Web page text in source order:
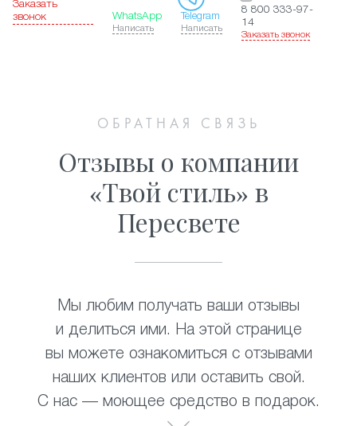
Заказать
звонок
WhatsApp
Написать
Telegram
Написать
8 800 333-97-
14
Заказать звонок
ОБРАТНАЯ СВЯЗЬ
Отзывы о компании
«Твой стиль» в
Пересвете
Мы любим получать ваши отзывы
и делиться ими. На этой странице
вы можете ознакомиться с отзывами
наших клиентов или оставить свой.
С нас — моющее средство в подарок.